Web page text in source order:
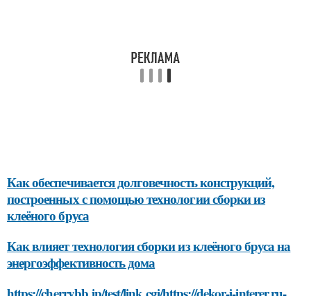
Как обеспечивается долговечность конструкций,
построенных с помощью технологии сборки из
клеёного бруса
Как влияет технология сборки из клеёного бруса на
энергоэффективность дома